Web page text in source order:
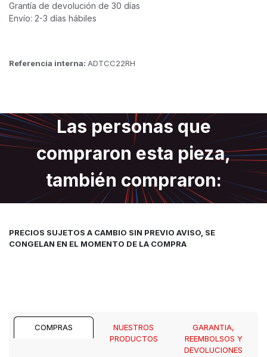
Grantía de devolución de 30 días
Envío: 2-3 días hábiles
Referencia interna: ADTCC22RH
Las personas que
compraron esta pieza,
también compraron:
PRECIOS SUJETOS A CAMBIO SIN PREVIO AVISO, SE
CONGELAN EN EL MOMENTO DE LA COMPRA
COMPRAS
NUESTROS
PRODUCTOS
GARANTIA,
REEMBOLSOS Y
DEVOLUCIONES